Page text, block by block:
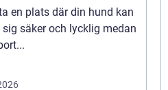
en plats där din hund kan
säker och lycklig medan